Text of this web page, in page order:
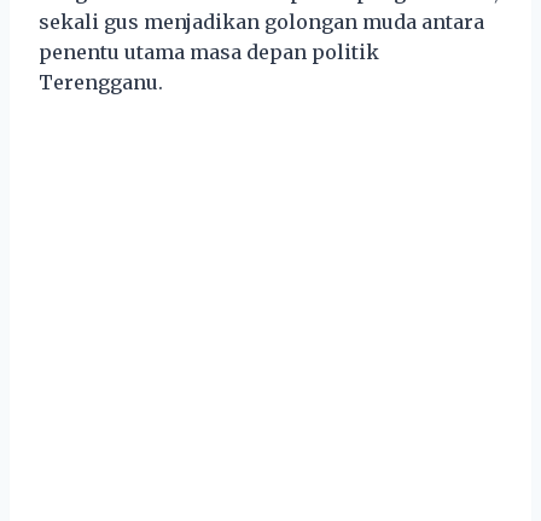
sekali gus menjadikan golongan muda antara
penentu utama masa depan politik
Terengganu.